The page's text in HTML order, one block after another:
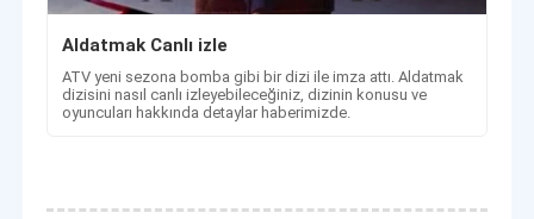
Aldatmak Canlı izle
ATV yeni sezona bomba gibi bir dizi ile imza attı. Aldatmak
dizisini nasıl canlı izleyebileceğiniz, dizinin konusu ve
oyuncuları hakkında detaylar haberimizde.